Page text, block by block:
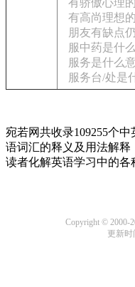
有骄傲心理
有高尚理想
朋友有缺点
服中药是什
服务是什么
服务台/处是
宛若网共收录109255个
语词汇的释义及用法解
读者化解英语学习中的各
Copyright © 2000-
更新时